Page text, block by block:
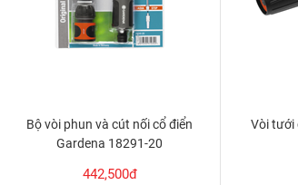
Bộ vòi phun và cút nối cổ điển
Gardena 18291-20
442,500đ
Vòi tưới